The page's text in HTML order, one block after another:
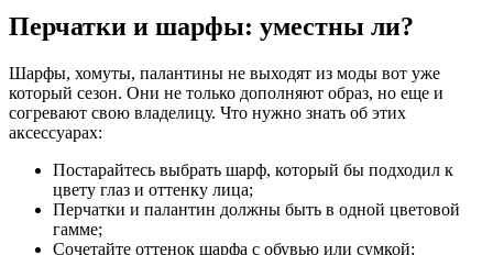
Перчатки и шарфы: уместны ли?
Шарфы, хомуты, палантины не выходят из моды вот уже
который сезон. Они не только дополняют образ, но еще и
согревают свою владелицу. Что нужно знать об этих
аксессуарах:
Постарайтесь выбрать шарф, который бы подходил к
цвету глаз и оттенку лица;
Перчатки и палантин должны быть в одной цветовой
гамме;
Сочетайте оттенок шарфа с обувью или сумкой;